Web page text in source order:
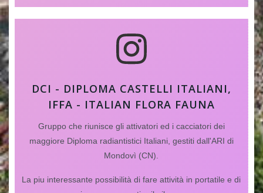
DCI - DIPLOMA CASTELLI ITALIANI,
IFFA - ITALIAN FLORA FAUNA
Gruppo che riunisce gli attivatori ed i cacciatori dei
maggiore Diploma radiantistici Italiani, gestiti dall'ARI di
Mondovì (CN).
La piu interessante possibilità di fare attività in portatile e di